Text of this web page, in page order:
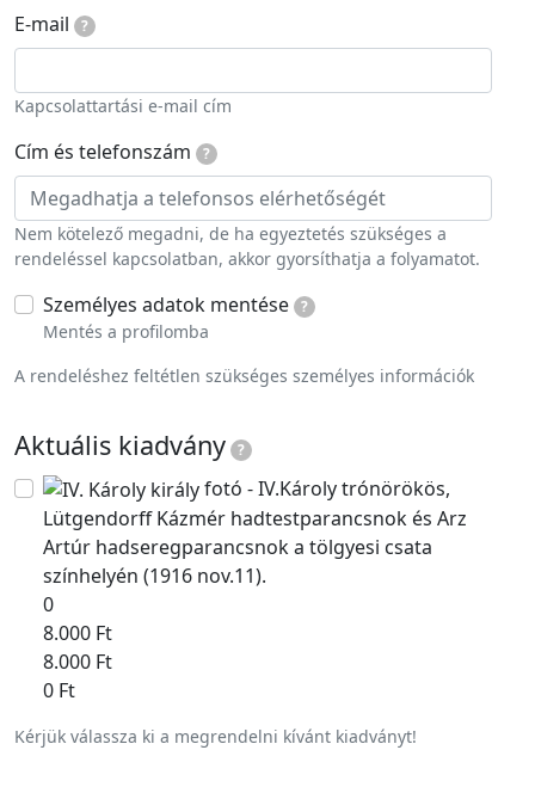
E-mail ?
Kapcsolattartási e-mail cím
Cím és telefonszám ?
Nem kötelező megadni, de ha egyeztetés szükséges a
rendeléssel kapcsolatban, akkor gyorsíthatja a folyamatot.
Személyes adatok mentése ?
Mentés a profilomba
A rendeléshez feltétlen szükséges személyes információk
Aktuális kiadvány ?
fotó - IV.Károly trónörökös,
Lütgendorff Kázmér hadtestparancsnok és Arz
Artúr hadseregparancsnok a tölgyesi csata
színhelyén (1916 nov.11).
0
8.000 Ft
8.000 Ft
0 Ft
Kérjük válassza ki a megrendelni kívánt kiadványt!